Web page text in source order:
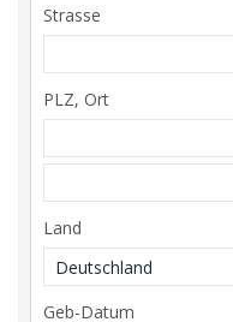
Strasse
PLZ, Ort
Land
Geb-Datum